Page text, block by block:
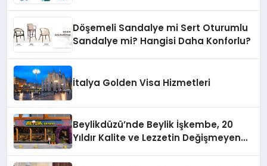
Döşemeli Sandalye mi Sert Oturumlu
Sandalye mi? Hangisi Daha Konforlu?
İtalya Golden Visa Hizmetleri
Beylikdüzü’nde Beylik İşkembe, 20
Yıldır Kalite ve Lezzetin Değişmeyen